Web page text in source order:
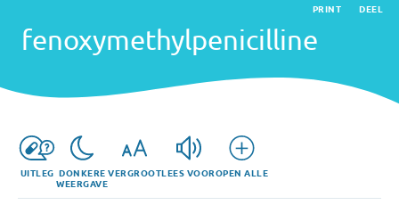
fenoxymethylpenicilline
PRINT DEEL
UITLEG DONKERE
WEERGAVE
VERGROOTLEES VOOROPEN ALLE